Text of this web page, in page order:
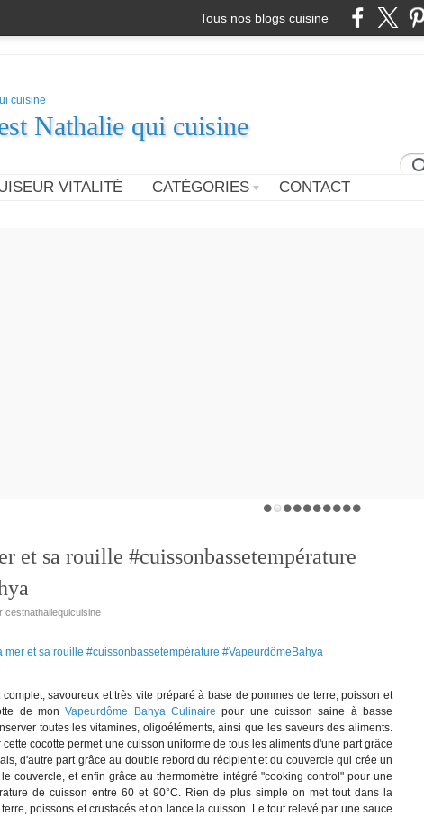
Tous nos blogs cuisine
Nathalie qui cuisine
VITALITÉ CATÉGORIES CONTACT
et sa rouille #cuissonbassetempérature
cestnathaliequicuisine
savoureux et très vite préparé à base de pommes de terre, poisson et
de monVapeurdôme Bahya Culinaire pour une cuisson saine à basse
toutes les vitamines, oligoéléments, ainsi que les saveurs des aliments.
cocotte permet une cuisson uniforme de tous les aliments d'une part grâce
d'autre part grâce au double rebord du récipient et du couvercle qui crée un
couvercle, et enfin grâce au thermomètre intégré "cooking control" pour une
de cuisson entre 60 et 90°C. Rien de plus simple on met tout dans la
poissons et crustacés et on lance la cuisson. Le tout relevé par une sauce